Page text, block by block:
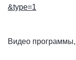
&type=1
Видео